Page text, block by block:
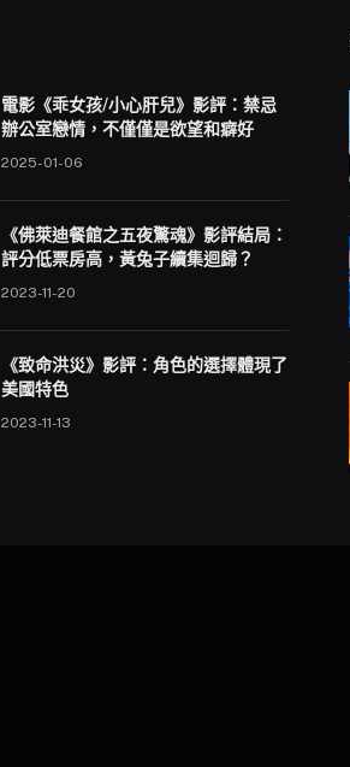
電影《乖女孩/小心肝兒》影評：禁忌
辦公室戀情，不僅僅是欲望和癖好
2025-01-06
《佛萊迪餐館之五夜驚魂》影評結局：
評分低票房高，黃兔子續集迴歸？
2023-11-20
《致命洪災》影評：角色的選擇體現了
美國特色
2023-11-13